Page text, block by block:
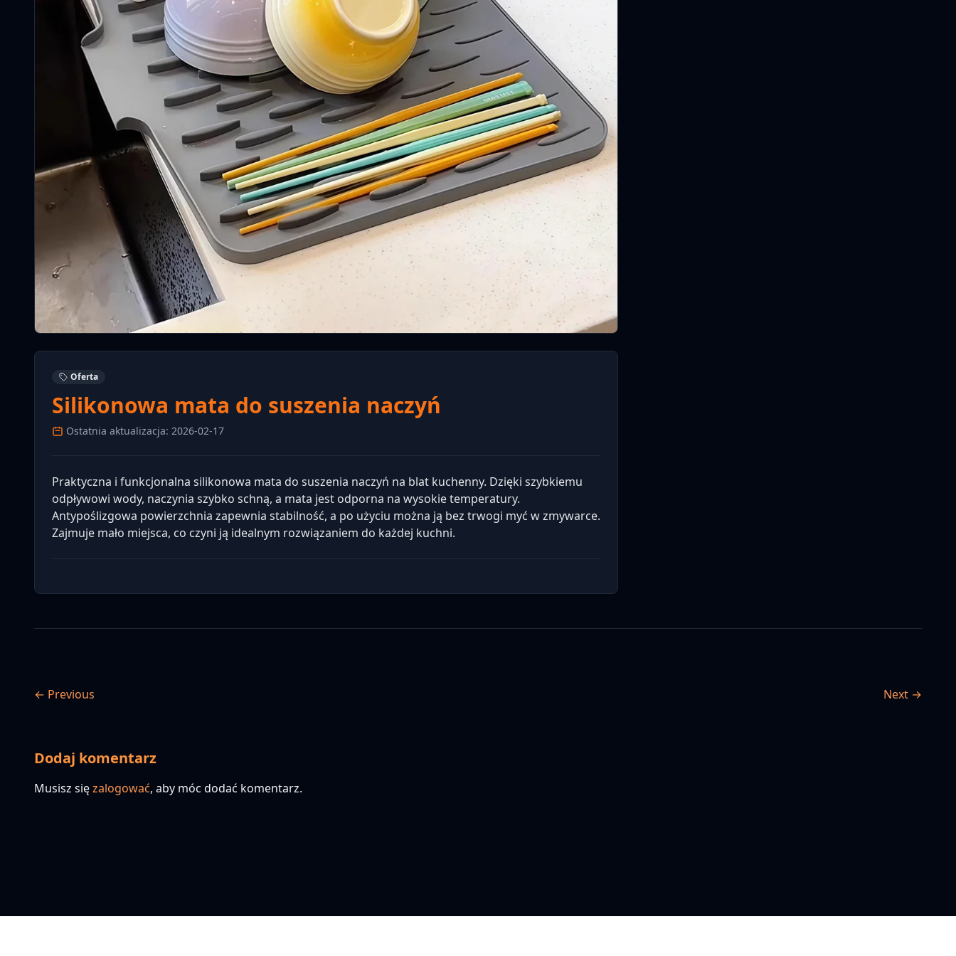
Oferta
Silikonowa mata do suszenia naczyń
Ostatnia aktualizacja: 2026-02-17
Praktyczna i funkcjonalna silikonowa mata do suszenia naczyń na blat kuchenny. Dzięki szybkiemu
odpływowi wody, naczynia szybko schną, a mata jest odporna na wysokie temperatury.
Antypoślizgowa powierzchnia zapewnia stabilność, a po użyciu można ją bez trwogi myć w zmywarce.
Zajmuje mało miejsca, co czyni ją idealnym rozwiązaniem do każdej kuchni.
← Previous Next →
Dodaj komentarz
Musisz sięzalogować, aby móc dodać komentarz.